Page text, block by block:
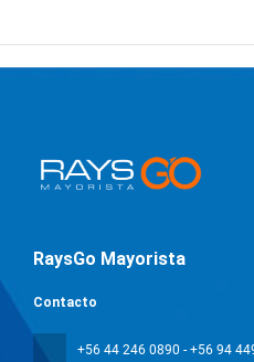
RaysGo Mayorista
Contacto
+56 44 246 0890 - +56 94